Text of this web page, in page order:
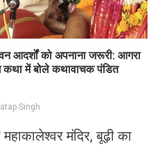
आदर्शों को अपनाना जरूरी: आगरा
कथा में बोले कथावाचक पंडित
Singh
मंदिर, बूढ़ी का